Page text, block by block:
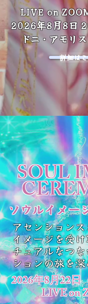
LIVE on
2026年8月8日
ドニ・アモリ
詳細は
SOUL
ソウルイメー
アセンション
イメージを受
チュアルなつ
ションの旅を
2026年8月22日
LIVE on